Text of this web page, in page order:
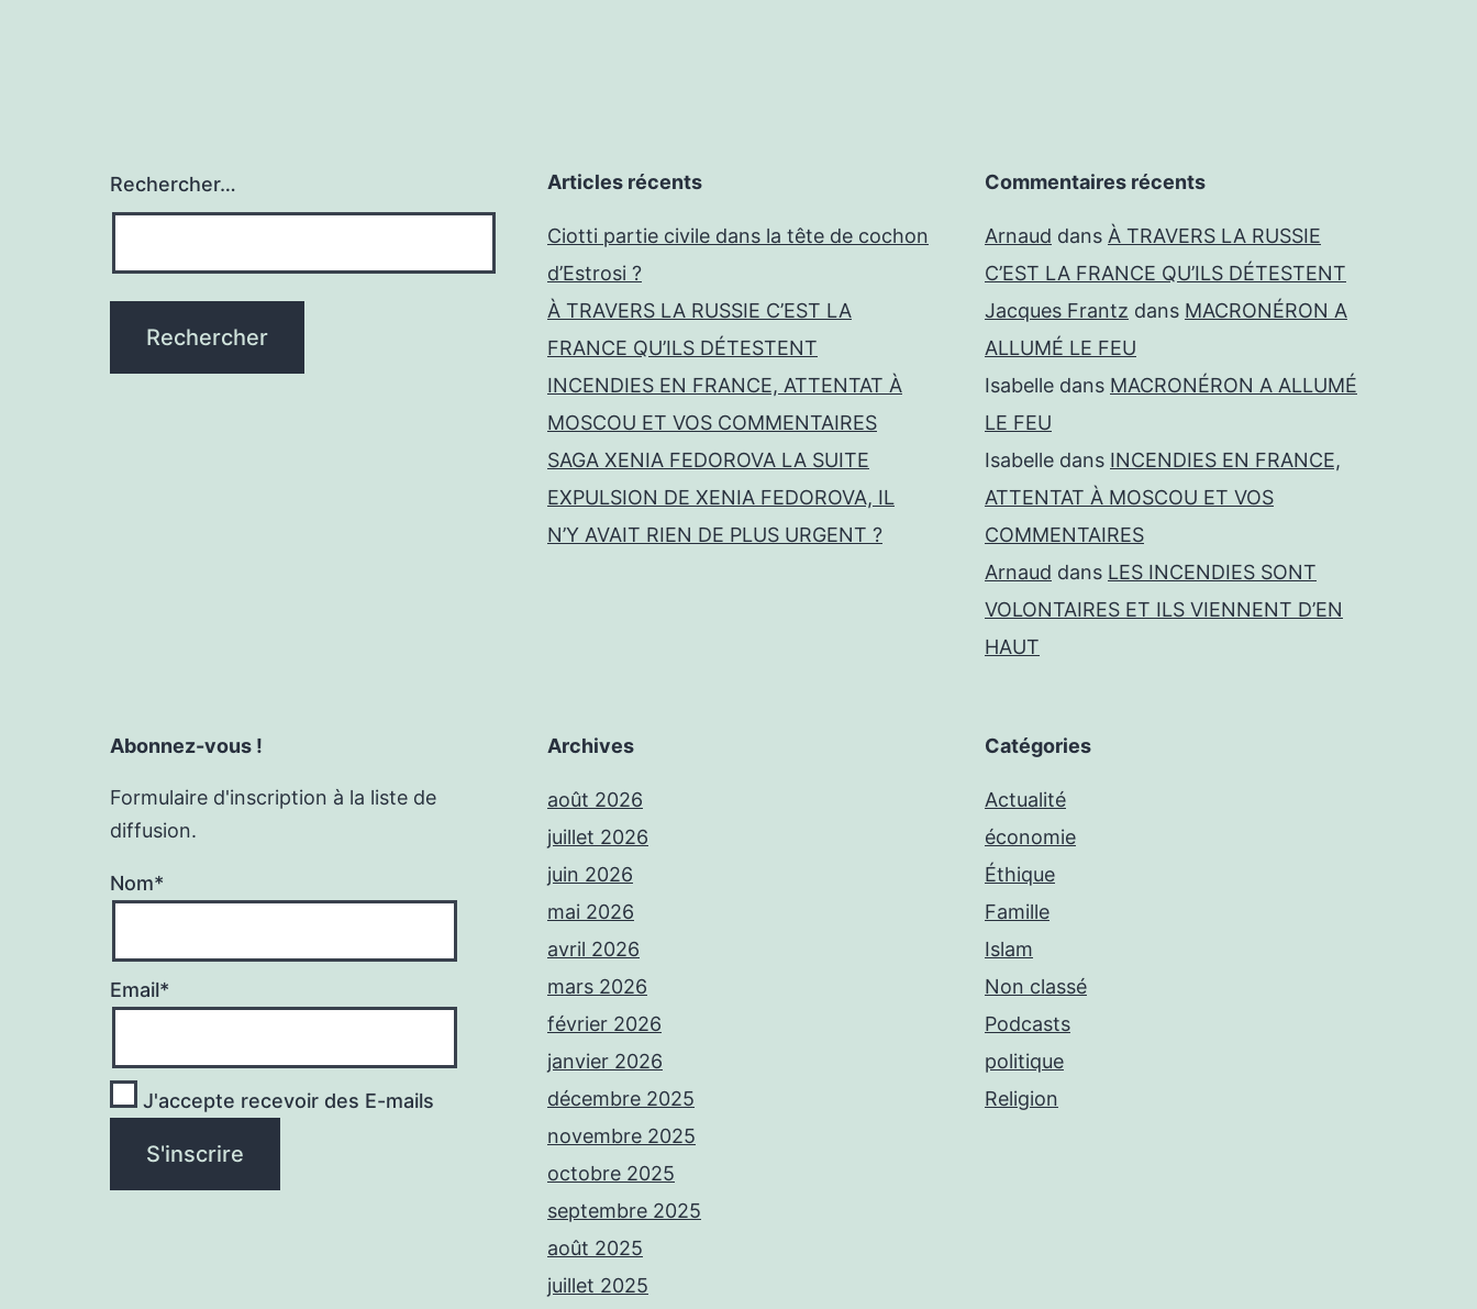
Rechercher… Articles récents
Ciotti partie civile dans la tête de cochon
d’Estrosi ?
À TRAVERS LA RUSSIE C’EST LA
FRANCE QU’ILS DÉTESTENT
INCENDIES EN FRANCE, ATTENTAT À
MOSCOU ET VOS COMMENTAIRES
SAGA XENIA FEDOROVA LA SUITE
EXPULSION DE XENIA FEDOROVA, IL
N’Y AVAIT RIEN DE PLUS URGENT ?
Commentaires récents
Arnaud dans À TRAVERS LA RUSSIE
C’EST LA FRANCE QU’ILS DÉTESTENT
Jacques Frantz dans MACRONÉRON A
ALLUMÉ LE FEU
Isabelle dans MACRONÉRON A ALLUMÉ
LE FEU
Isabelle dans INCENDIES EN FRANCE,
ATTENTAT À MOSCOU ET VOS
COMMENTAIRES
Arnaud dans LES INCENDIES SONT
VOLONTAIRES ET ILS VIENNENT D’EN
HAUT
Abonnez-vous !
Formulaire d'inscription à la liste de
diffusion.
Nom*
Email*
J'accepte recevoir des E-mails
Archives
août 2026
juillet 2026
juin 2026
mai 2026
avril 2026
mars 2026
février 2026
janvier 2026
décembre 2025
novembre 2025
octobre 2025
septembre 2025
août 2025
juillet 2025
Catégories
Actualité
économie
Éthique
Famille
Islam
Non classé
Podcasts
politique
Religion